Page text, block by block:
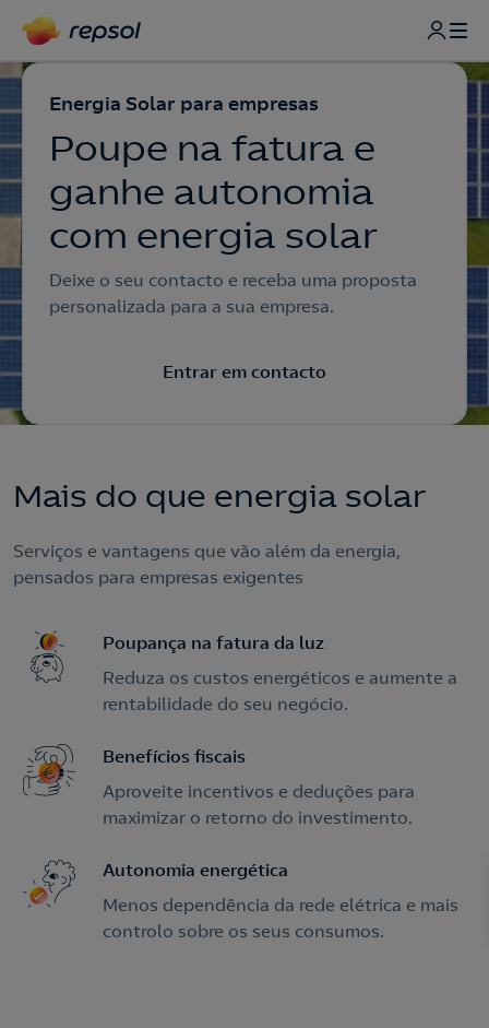
Energia Solar para empresas
Poupe na fatura e
ganhe autonomia
com energia solar
Deixe o seu contacto e receba uma proposta
personalizada para a sua empresa.
Entrar em contacto
Mais do que energia solar
Serviços e vantagens que vão além da energia,
pensados para empresas exigentes
Poupança na fatura da luz
Reduza os custos energéticos e aumente a
rentabilidade do seu negócio.
Benefícios fiscais
Aproveite incentivos e deduções para
maximizar o retorno do investimento.
Autonomia energética
Menos dependência da rede elétrica e mais
controlo sobre os seus consumos.